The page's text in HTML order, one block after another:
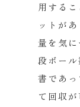
用する
ットがあ
量を気
段ボー
書であ
て回収が